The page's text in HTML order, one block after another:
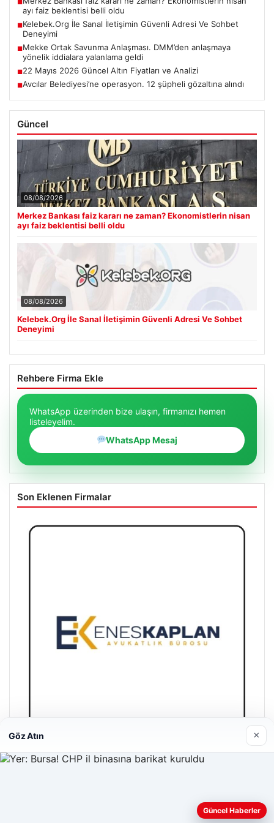
■
ayı faiz beklentisi belli oldu
■Kelebek.Org İle Sanal İletişimin Güvenli Adresi Ve Sohbet
Deneyimi
■Mekke Ortak Savunma Anlaşması. DMM’den anlaşmaya
yönelik iddialara yalanlama geldi
■22 Mayıs 2026 Güncel Altın Fiyatları ve Analizi
■Avcılar Belediyesi’ne operasyon. 12 şüpheli gözaltına alındı
Güncel
08/08/2026
Merkez Bankası faiz kararı ne zaman? Ekonomistlerin nisan
ayı faiz beklentisi belli oldu
08/08/2026
Kelebek.Org İle Sanal İletişimin Güvenli Adresi Ve Sohbet
Deneyimi
Rehbere Firma Ekle
WhatsApp üzerinden bize ulaşın, firmanızı hemen
listeleyelim.
WhatsApp Mesaj
Son Eklenen Firmalar
Enes Kaplan Avukatlık Bürosu
deneyiminizi kişiselleştirmek ve geliştirmek amacıyla çerezler
Göz Atın ×
Güncel Haberler